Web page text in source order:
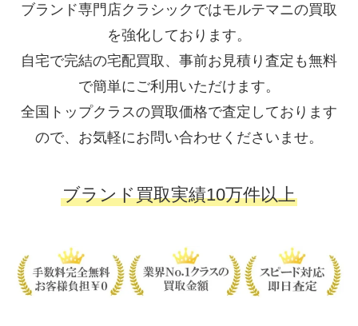
ブランド専門店クラシックではモルテマニの買取
を強化しております。
自宅で完結の宅配買取、事前お見積り査定も無料
で簡単にご利用いただけます。
全国トップクラスの買取価格で査定しております
ので、お気軽にお問い合わせくださいませ。
ブランド買取実績10万件以上